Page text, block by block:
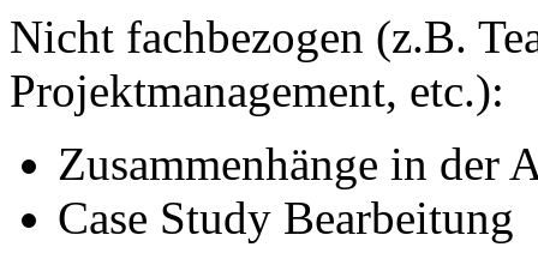
Nicht fachbezogen (z.B.
Projektmanagement, etc.):
Zusammenhänge in der
Case Study Bearbeitung